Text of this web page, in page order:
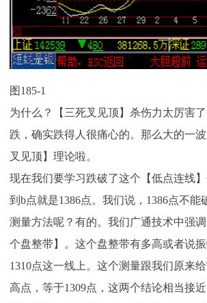
图185-1
为什么？【三死叉见顶】杀伤力太厉害
跌，确实跌得人很痛心的。那么大的一
叉见顶】理论啦。
现在我们要学习跌破了这个【低点连线
到b点就是1386点。我们说，1386点不
测量方法呢？有的。我们广通技术中强
个盘整带】。这个盘整带有多高或者说
1310点这一线上。这个测量跟我们原来
高点，等于1309点，这两个结论相当接